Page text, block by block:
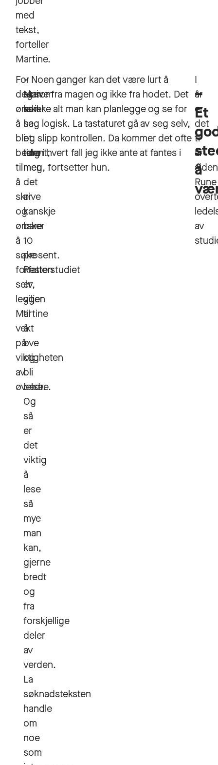
med
tekst,
forteller
Martine.
For
deg som
ønsker
å
bli
bedre
til
å
skrive
og
ønsker
å
søke
forfatterstudiet
selv,
legger
Martine
vekt
på
viktigheten
av
øvelse.
–
Man
kan
ha
et
talent,
men
det
er
kanskje
bare
10
prosent.
Resten
er
viljen
til
å
øve
og
bli
bedre.
Og
så
er
det
viktig
å
lese
så
mye
man
kan,
gjerne
bredt
og
fra
forskjellige
deler
av
verden.
La
søknadsteksten
handle
om
noe
som
– Noen ganger kan det være lurt å
skrive fra magen og ikke fra hodet. Det
er ikke alt man kan planlegge og se for
seg logisk. La tastaturet gå av seg selv,
og slipp kontrollen. Da kommer det ofte
ting i hvert fall jeg ikke ante at fantes i
meg, fortsetter hun.
–
Et
å
I
år
er
det
ti
år
siden
Rune
av